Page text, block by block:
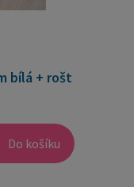
bílá + rošt
Do košíku